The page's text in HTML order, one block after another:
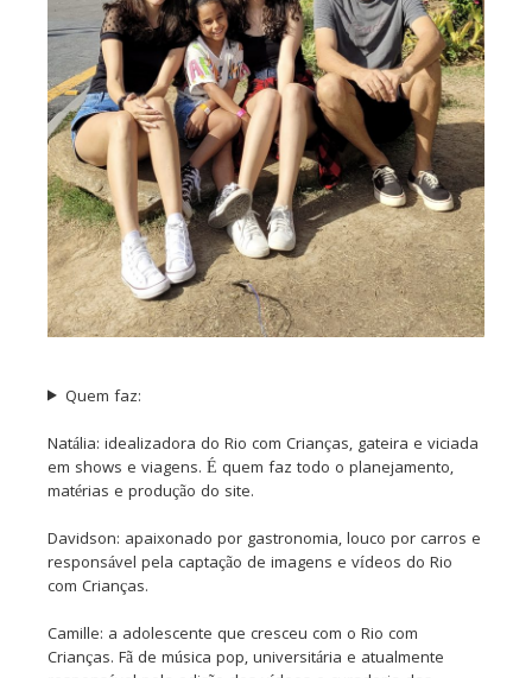
Quem faz:
Natália: idealizadora do Rio com Crianças, gateira e viciada
em shows e viagens. É quem faz todo o planejamento,
matérias e produção do site.
Davidson: apaixonado por gastronomia, louco por carros e
responsável pela captação de imagens e vídeos do Rio
com Crianças.
Camille: a adolescente que cresceu com o Rio com
Crianças. Fã de música pop, universitária e atualmente